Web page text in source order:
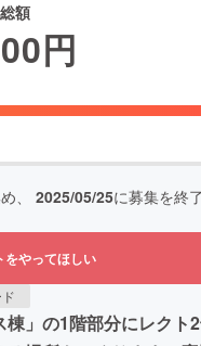
額
円
、 2025/05/25に募集を終
をやってほしい
」の1階部分にレク